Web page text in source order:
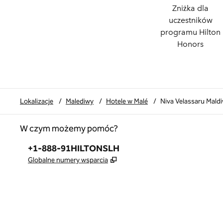
Zniżka dla
uczestników
programu Hilton
Honors
Lokalizacje / Malediwy / Hotele w Malé / Niva Velassaru
W czym możemy pomóc?
Telefon:
+1-888-91HILTONSLH
Globalne numery wsparcia ,